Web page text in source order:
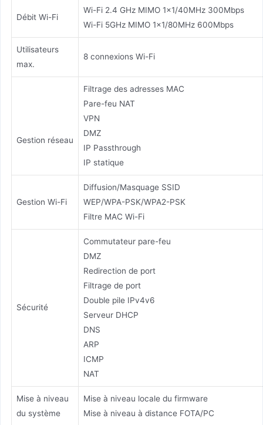
Débit Wi-Fi
Wi-Fi 2.4 GHz MIMO 1x1/40MHz 300Mbps
Wi-Fi 5GHz MIMO 1x1/80MHz 600Mbps
Utilisateurs
max.
8 connexions Wi-Fi
Gestion réseau
Filtrage des adresses MAC
Pare-feu NAT
VPN
DMZ
IP Passthrough
IP statique
Gestion Wi-Fi
Diffusion/Masquage SSID
WEP/WPA-PSK/WPA2-PSK
Filtre MAC Wi-Fi
Sécurité
Commutateur pare-feu
DMZ
Redirection de port
Filtrage de port
Double pile IPv4v6
Serveur DHCP
DNS
ARP
ICMP
NAT
Mise à niveau
du système
Mise à niveau locale du firmware
Mise à niveau à distance FOTA/PC